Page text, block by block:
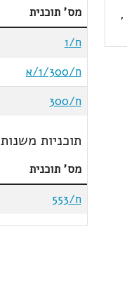
,
מס' תוכנית
ח/1
ח/1/300/א
ח/300
תוכניות משנות
מס' תוכנית
ח/553